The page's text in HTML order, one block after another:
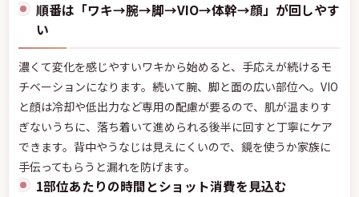
順番は「ワキ→腕→脚→VIO→体幹→顔」が回しやす
い
濃くて変化を感じやすいワキから始めると、手応えが続けるモ
チベーションになります。続いて腕、脚と面の広い部位へ。VIO
と顔は冷却や低出力など専用の配慮が要るので、肌が温まりす
ぎないうちに、落ち着いて進められる後半に回すと丁寧にケア
できます。背中やうなじは見えにくいので、鏡を使うか家族に
手伝ってもらうと漏れを防げます。
1部位あたりの時間とショット消費を見込む